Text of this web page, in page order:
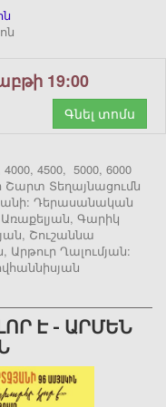
19:00
Գնել տոմս
4500, 5000, 6000
Տեղայնացումն
Դերասանական
Գարիկ
Շուշաննա
Ղալումյան:
Է - ԱՐՄԵՆ